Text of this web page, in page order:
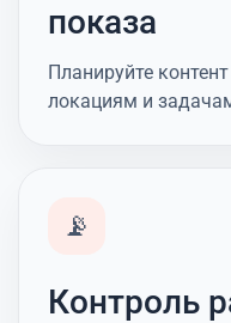
показа
Планируйте
локациям и
📡
Контроль